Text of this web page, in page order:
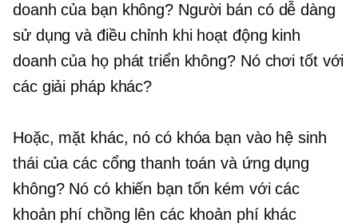
doanh của bạn không? Người bán có dễ dàng
sử dụng và điều chỉnh khi hoạt động kinh
doanh của họ phát triển không? Nó chơi tốt với
các giải pháp khác?
Hoặc, mặt khác, nó có khóa bạn vào hệ sinh
thái của các cổng thanh toán và ứng dụng
không? Nó có khiến bạn tốn kém với các
khoản phí chồng lên các khoản phí khác